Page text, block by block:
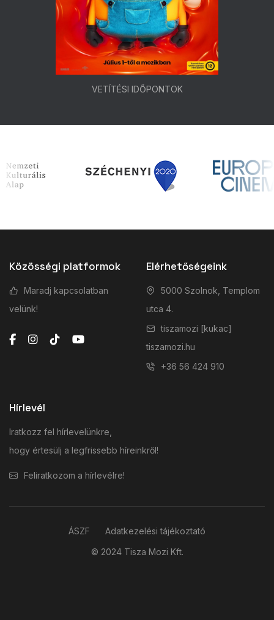
VETÍTÉSI IDŐPONTOK
Közösségi platformok
Maradj kapcsolatban
velünk!
Elérhetőségeink
5000 Szolnok, Templom
utca 4.
tiszamozi [kukac]
tiszamozi.hu
+36 56 424 910
Hírlevél
Iratkozz fel hírlevelünkre,
hogy értesülj a legfrissebb híreinkről!
Feliratkozom a hírlevélre!
© 2024 Tisza Mozi Kft.
ÁSZF Adatkezelési tájékoztató